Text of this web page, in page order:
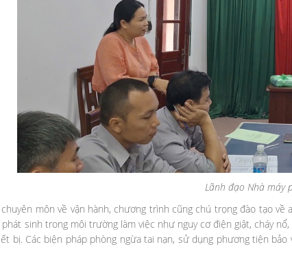
Lãnh đạo Nhà máy
môn về vận hành, chương trình cũng chú trọng đào tạo
sinh trong môi trường làm việc như nguy cơ điện giật, cháy
bị. Các biện pháp phòng ngừa tai nạn, sử dụng phương tiện